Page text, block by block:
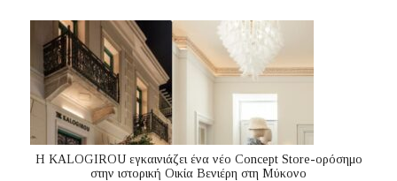
Η KALOGIROU εγκαινιάζει ένα νέο Concept Store-ορόσημο
στην ιστορική Οικία Βενιέρη στη Μύκονο